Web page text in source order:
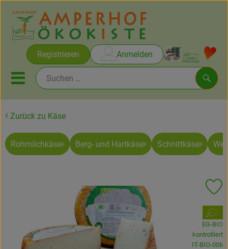
Registrieren Anmelden
Mobiles Menu öffnen oder
Rezepte
Frisches
Zurück zu Käse
Rohmilchkäse Berg- und Hartkäse Schnittkäse
, Verband:
EG-BIO
kontrolliert
,IT-BIO-006